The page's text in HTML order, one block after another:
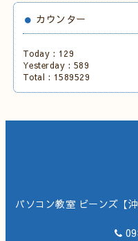
カウンター
Today : 129
Yesterday : 589
Total : 1589529
パソコン教室 ビーンズ【